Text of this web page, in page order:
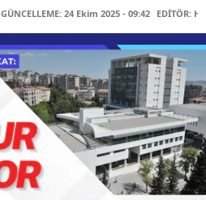
GÜNCELLEME: 24 Ekim 2025 - 09:42 EDİTÖR: